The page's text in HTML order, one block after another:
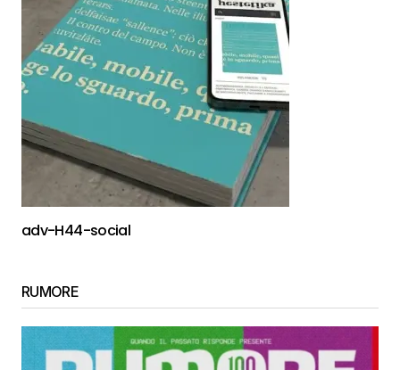
adv-H44-social
RUMORE